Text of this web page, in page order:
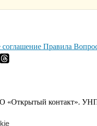
соглашение Правила
контакт». УНП